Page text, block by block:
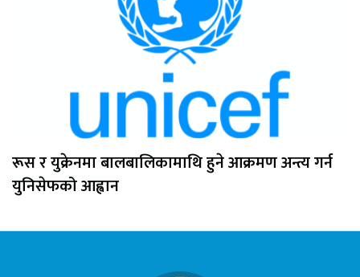
रूस र युक्रेनमा बालबालिकामाथि हुने आक्रमण अन्त्य गर्न
युनिसेफको आह्वान